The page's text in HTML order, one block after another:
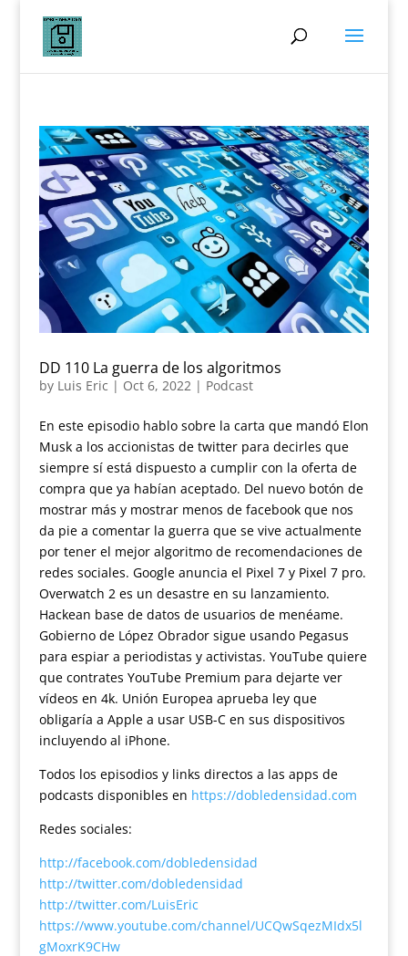
DD 110 La guerra de los algoritmos
by Luis Eric | Oct 6, 2022 | Podcast
En este episodio hablo sobre la carta que mandó Elon
Musk a los accionistas de twitter para decirles que
siempre sí está dispuesto a cumplir con la oferta de
compra que ya habían aceptado. Del nuevo botón de
mostrar más y mostrar menos de facebook que nos
da pie a comentar la guerra que se vive actualmente
por tener el mejor algoritmo de recomendaciones de
redes sociales. Google anuncia el Pixel 7 y Pixel 7 pro.
Overwatch 2 es un desastre en su lanzamiento.
Hackean base de datos de usuarios de menéame.
Gobierno de López Obrador sigue usando Pegasus
para espiar a periodistas y activistas. YouTube quiere
que contrates YouTube Premium para dejarte ver
vídeos en 4k. Unión Europea aprueba ley que
obligaría a Apple a usar USB-C en sus dispositivos
incluyendo al iPhone.
Todos los episodios y links directos a las apps de
podcasts disponibles en https://dobledensidad.com
Redes sociales:
http://facebook.com/dobledensidad
http://twitter.com/dobledensidad
http://twitter.com/LuisEric
https://www.youtube.com/channel/UCQwSqezMIdx5l
gMoxrK9CHw